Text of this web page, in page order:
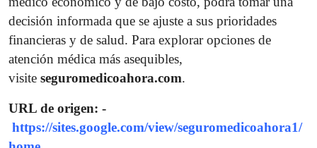
decisión informada que se ajuste a sus prioridades
financieras y de salud. Para explorar opciones de
atención médica más asequibles,
visite seguromedicoahora.com.
URL de origen: -
https://sites.google.com/view/seguromedicoahora1/